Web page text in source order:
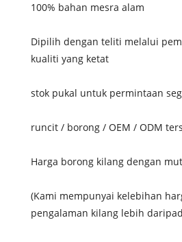
100% bahan mesra alam
Dipilih dengan teliti melalui
kualiti yang ketat
stok pukal untuk permintaan
runcit / borong / OEM / ODM
Harga borong kilang dengan
(Kami mempunyai kelebihan
pengalaman kilang lebih